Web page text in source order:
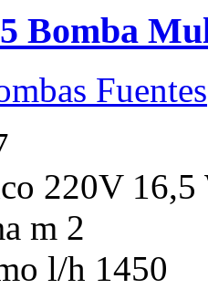
Bomba
Fuentes
220V 16,5
m 2
l/h 1450